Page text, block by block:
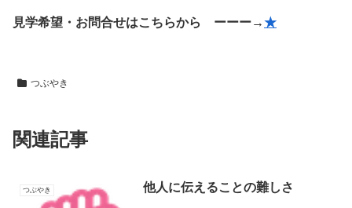
見学希望・お問合せはこちらから ーーー→★
つぶやき
関連記事
つぶやき 他人に伝えることの難しさ